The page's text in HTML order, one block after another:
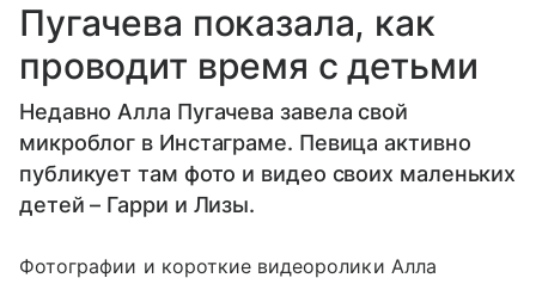
Пугачева показала, как
проводит время с детьми
Недавно Алла Пугачева завела свой
микроблог в Инстаграме. Певица активно
публикует там фото и видео своих маленьких
детей – Гарри и Лизы.
Фотографии и короткие видеоролики Алла